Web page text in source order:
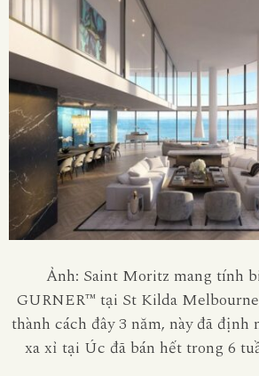
Ảnh: Saint Moritz mang tính
GURNER™ tại St Kilda
thành cách đây 3 năm, này đã
xa xỉ tại Úc đã bán hết trong 6